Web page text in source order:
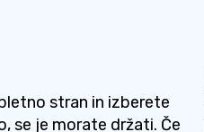
stran in izberete
se je morate držati. Če